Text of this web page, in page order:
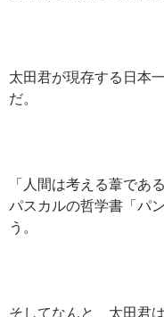
太田君が現存する日本
だ。
「人間は考える葦であ
パスカルの哲学書「パ
う。
そしてなんと、太田君